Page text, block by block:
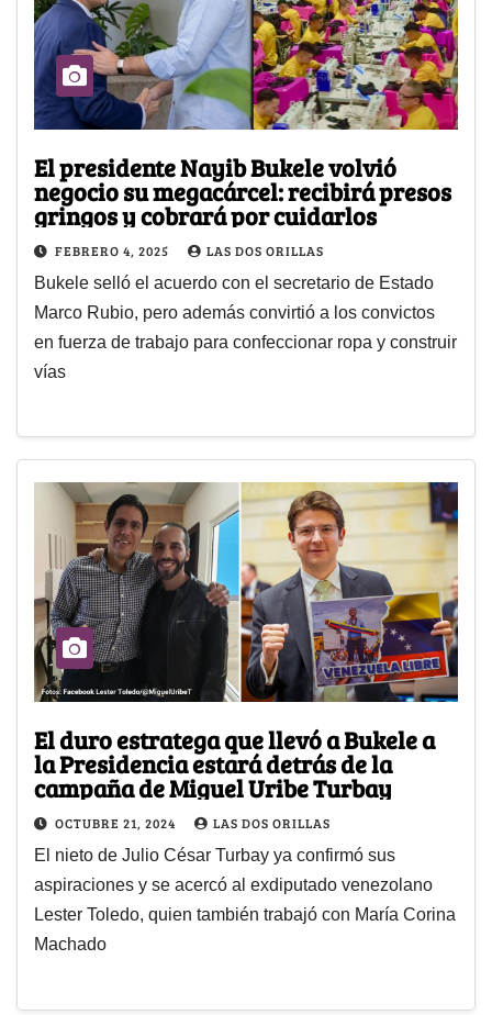
El presidente Nayib Bukele volvió
negocio su megacárcel: recibirá presos
gringos y cobrará por cuidarlos
FEBRERO 4, 2025 LAS DOS ORILLAS
Bukele selló el acuerdo con el secretario de Estado
Marco Rubio, pero además convirtió a los convictos
en fuerza de trabajo para confeccionar ropa y construir
vías
El duro estratega que llevó a Bukele a
la Presidencia estará detrás de la
campaña de Miguel Uribe Turbay
OCTUBRE 21, 2024 LAS DOS ORILLAS
El nieto de Julio César Turbay ya confirmó sus
aspiraciones y se acercó al exdiputado venezolano
Lester Toledo, quien también trabajó con María Corina
Machado